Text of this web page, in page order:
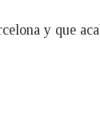
y que